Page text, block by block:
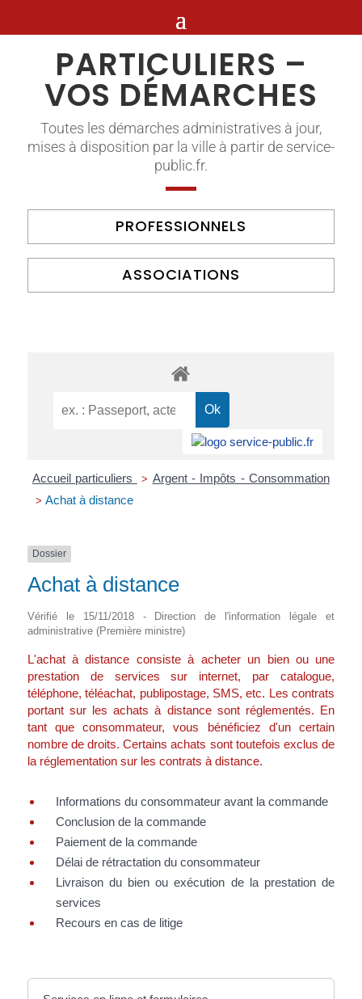
PARTICULIERS –
VOS DÉMARCHES
Toutes les démarches administratives à jour,
mises à disposition par la ville à partir de service-
public.fr.
PROFESSIONNELS
ASSOCIATIONS
Accueil particuliers > Argent - Impôts - Consommation
> Achat à distance
Dossier
Achat à distance
Vérifié le 15/11/2018 - Direction de l'information légale et
administrative (Première ministre)
L'achat à distance consiste à acheter un bien ou une
prestation de services sur internet, par catalogue,
téléphone, téléachat, publipostage, SMS, etc. Les contrats
portant sur les achats à distance sont réglementés. En
tant que consommateur, vous bénéficiez d'un certain
nombre de droits. Certains achats sont toutefois exclus de
la réglementation sur les contrats à distance.
Informations du consommateur avant la commande
Conclusion de la commande
Paiement de la commande
Délai de rétractation du consommateur
Livraison du bien ou exécution de la prestation de
services
Recours en cas de litige